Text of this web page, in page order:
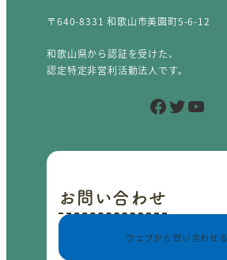
〒640-8331 和歌山市美園町5-6-12
和歌山県から認証を受けた、
認定特定非営利活動法人です。
Facebook Twitter YouTube
お問い合わせ
ウェブから問い合わせる